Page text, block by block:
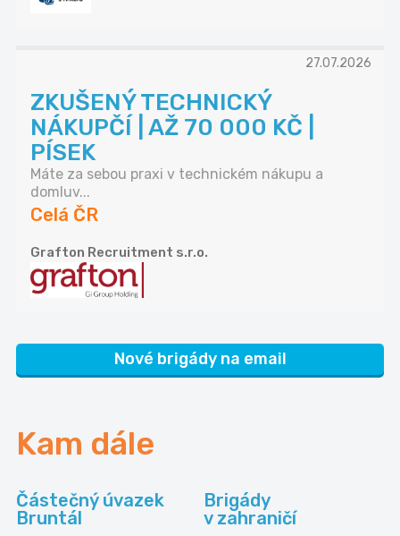
27.07.2026
ZKUŠENÝ TECHNICKÝ
NÁKUPČÍ | AŽ 70 000 KČ |
PÍSEK
Máte za sebou praxi v technickém nákupu a
domluv...
Celá ČR
Grafton Recruitment s.r.o.
Nové brigády na email
Kam dále
Částečný úvazek
Bruntál
Brigády
v zahraničí